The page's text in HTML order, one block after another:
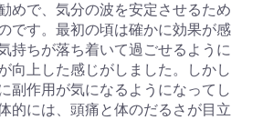
めで、気分の波を安定させるため
です。最初の頃は確かに効果が感
持ちが落ち着いて過ごせるように
向上した感じがしました。しかし
副作用が気になるようになってし
的には、頭痛と体のだるさが目立